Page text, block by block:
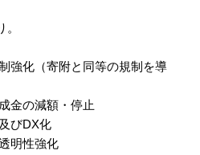
強化（寄附と同等の規制を導
金の減額・停止
びDX化
明性強化